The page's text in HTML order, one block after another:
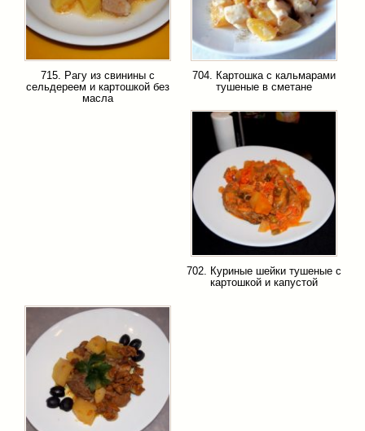
715. Рагу из свинины с
сельдереем и картошкой без
масла
704. Картошка с кальмарами
тушеные в сметане
702. Куриные шейки тушеные с
картошкой и капустой